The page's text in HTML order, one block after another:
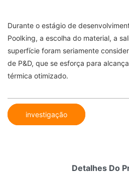
Durante o estágio de
Poolking, a escolha do material, a
superfície foram seriamente
de P&D, que se esforça para
térmica otimizado.
investigação
Detalhes Do